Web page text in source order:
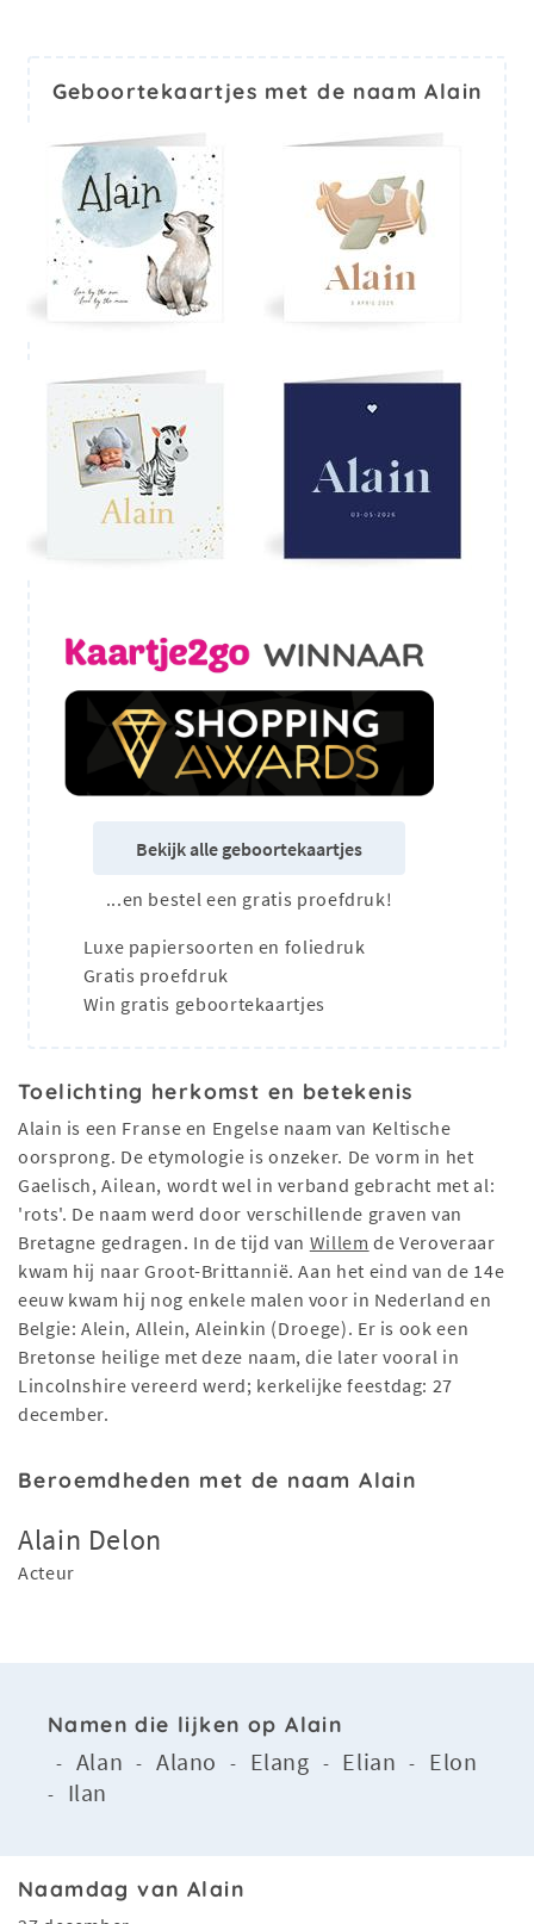
Geboortekaartjes met de naam Alain
Bekijk alle geboortekaartjes
...en bestel een gratis proefdruk!
Luxe papiersoorten en foliedruk
Gratis proefdruk
Win gratis geboortekaartjes
Toelichting herkomst en betekenis
Alain is een Franse en Engelse naam van Keltische
oorsprong. De etymologie is onzeker. De vorm in het
Gaelisch, Ailean, wordt wel in verband gebracht met al:
'rots'. De naam werd door verschillende graven van
Bretagne gedragen. In de tijd van Willem de Veroveraar
kwam hij naar Groot-Brittannië. Aan het eind van de 14e
eeuw kwam hij nog enkele malen voor in Nederland en
Belgie: Alein, Allein, Aleinkin (Droege). Er is ook een
Bretonse heilige met deze naam, die later vooral in
Lincolnshire vereerd werd; kerkelijke feestdag: 27
december.
Beroemdheden met de naam Alain
Alain Delon
Acteur
Namen die lijken op Alain
- Alan - Alano - Elang - Elian - Elon
- Ilan
Naamdag van Alain